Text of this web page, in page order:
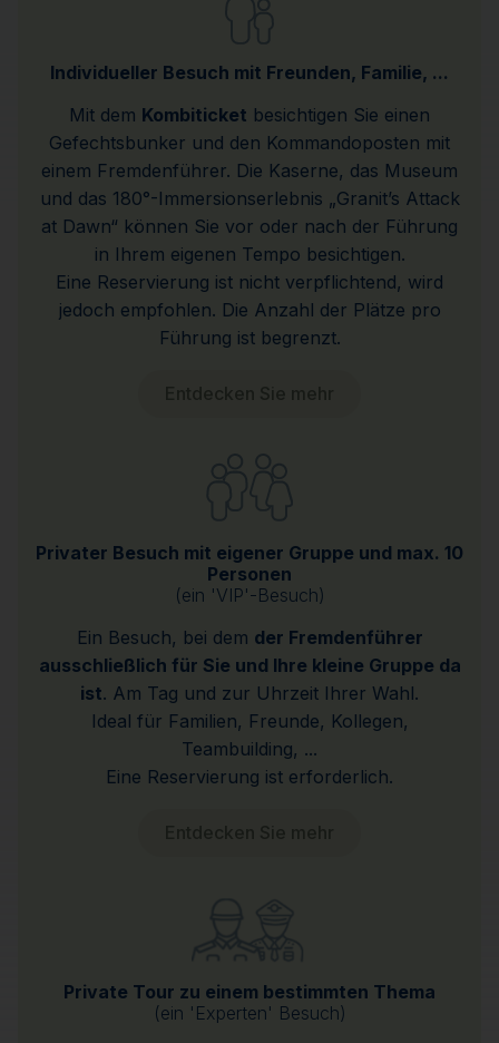
Individueller Besuch mit Freunden, Familie, ...
Mit dem Kombiticket besichtigen Sie einen
Gefechtsbunker und den Kommandoposten mit
einem Fremdenführer. Die Kaserne, das Museum
und das 180°-Immersionserlebnis „Granit’s Attack
at Dawn“ können Sie vor oder nach der Führung
in Ihrem eigenen Tempo besichtigen.
Eine Reservierung ist nicht verpflichtend, wird
jedoch empfohlen. Die Anzahl der Plätze pro
Führung ist begrenzt.
Privater Besuch mit eigener Gruppe und max. 10
Personen
(ein 'VIP'-Besuch)
Ein Besuch, bei dem der Fremdenführer
ausschließlich für Sie und Ihre kleine Gruppe da
ist. Am Tag und zur Uhrzeit Ihrer Wahl.
Ideal für Familien, Freunde, Kollegen,
Teambuilding, ...
Eine Reservierung ist erforderlich.
Private Tour zu einem bestimmten Thema
(ein 'Experten' Besuch)